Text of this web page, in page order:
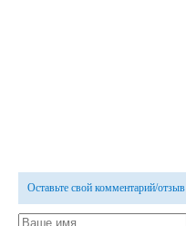
Оставьте свой комментарий/отзыв